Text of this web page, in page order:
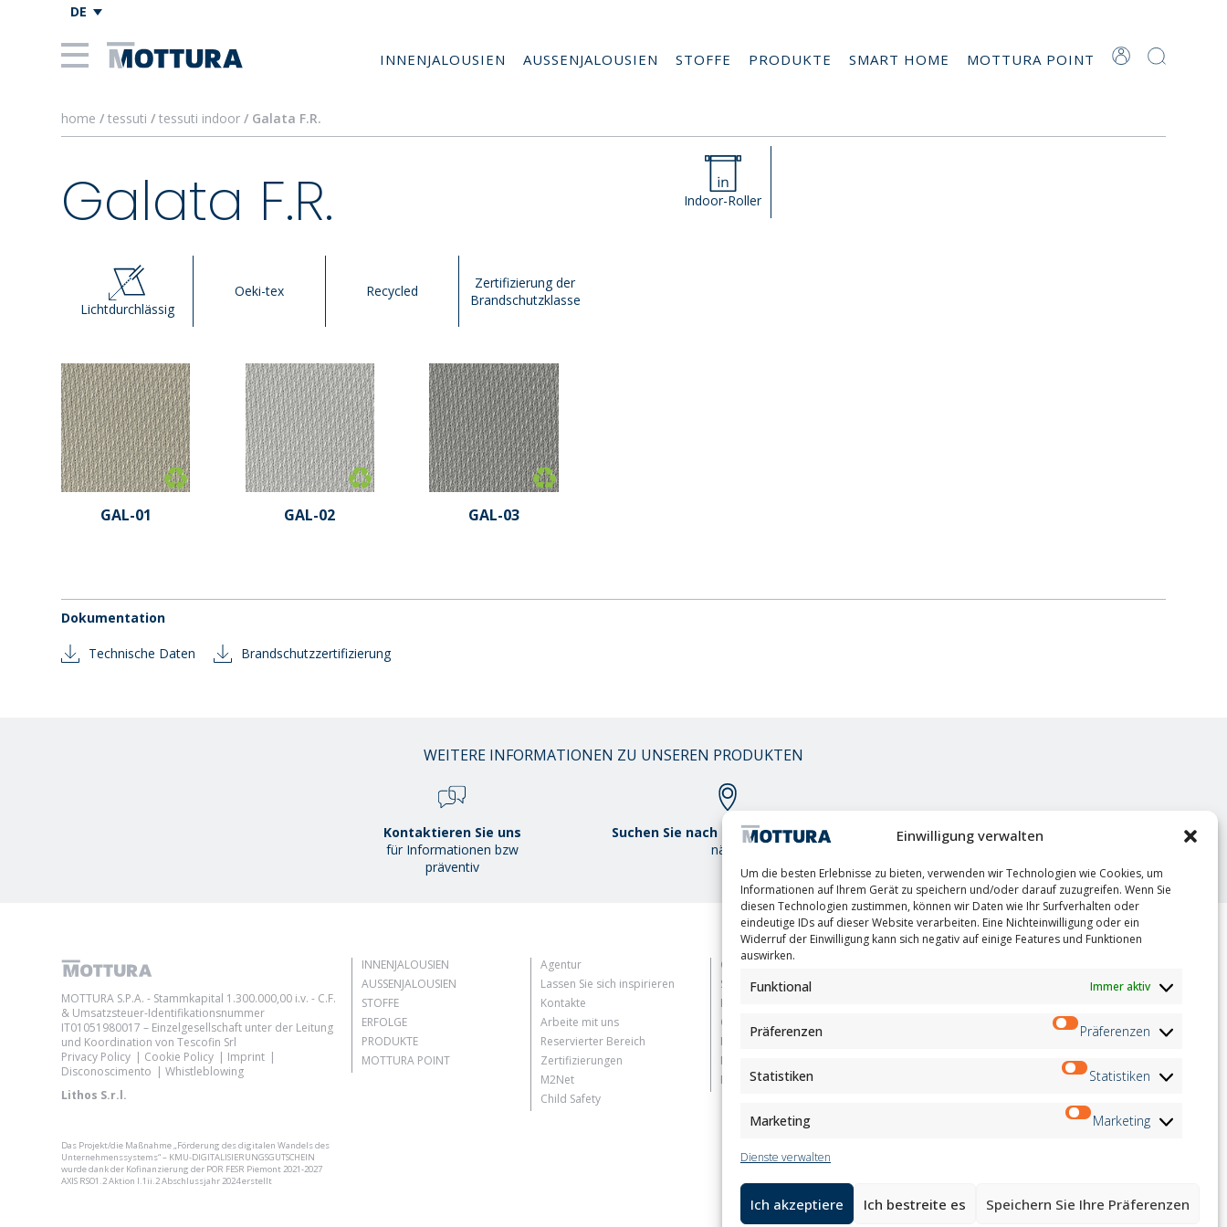
Einwilligung verwalten
Um die besten Erlebnisse zu bieten, verwenden wir Technologien wie Cookies, um
Informationen auf Ihrem Gerät zu speichern und/oder darauf zuzugreifen. Wenn Sie
diesen Technologien zustimmen, können wir Daten wie Ihr Surfverhalten oder
eindeutige IDs auf dieser Website verarbeiten. Eine Nichteinwilligung oder ein
Widerruf der Einwilligung kann sich negativ auf einige Features und Funktionen
auswirken.
Funktional Immer aktiv
Präferenzen Präferenzen
Statistiken Statistiken
Marketing Marketing
Dienste verwalten
Ich akzeptiere Ich bestreite es Speichern Sie Ihre Präferenzen
DE
INNENJALOUSIEN AUSSENJALOUSIEN STOFFE PRODUKTE SMART HOME MOTTURA POINT
home /tessuti/tessuti indoor/ Galata F.R.
Galata F.R. Indoor-Roller
Lichtdurchlässig
Oeki-tex Recycled
Zertifizierung der
Brandschutzklasse
GAL-01 GAL-02 GAL-03
Dokumentation
Technische Daten Brandschutzzertifizierung
WEITERE INFORMATIONEN ZU UNSEREN PRODUKTEN
Kontaktieren Sie uns
für Informationen bzw
präventiv
Suchen Sie nach demMottura Point
näher
MOTTURA S.P.A. - Stammkapital 1.300.000,00 i.v. - C.F.
& Umsatzsteuer-Identifikationsnummer
IT01051980017 – Einzelgesellschaft unter der Leitung
und Koordination von Tescofin Srl
Privacy Policy
Cookie Policy
Imprint
Disconoscimento
Whistleblowing
Lithos S.r.l.
Das Projekt/die Maßnahme „Förderung des digitalen Wandels des
Unternehmenssystems“ – KMU-DIGITALISIERUNGSGUTSCHEIN
wurde dank der Kofinanzierung der POR FESR Piemont 2021-2027
AXIS RSO1.2 Aktion I.1ii.2 Abschlussjahr 2024 erstellt
INNENJALOUSIEN
AUSSENJALOUSIEN
STOFFE
ERFOLGE
PRODUKTE
MOTTURA POINT
Agentur
Lassen Sie sich inspirieren
Kontakte
Arbeite mit uns
Reservierter Bereich
Zertifizierungen
M2Net
Child Safety
Customer Information
Supplier Information
Information for Candidates
Contact Information
Register Information
Newsletter Information
Events Information